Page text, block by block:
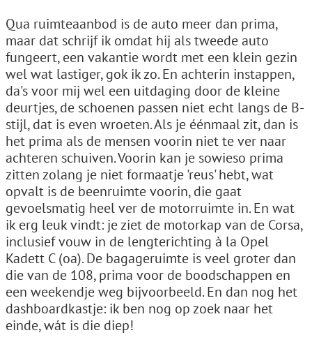
Qua ruimteaanbod is de auto meer dan prima,
maar dat schrijf ik omdat hij als tweede auto
fungeert, een vakantie wordt met een klein gezin
wel wat lastiger, gok ik zo. En achterin instappen,
da's voor mij wel een uitdaging door de kleine
deurtjes, de schoenen passen niet echt langs de B-
stijl, dat is even wroeten. Als je éénmaal zit, dan is
het prima als de mensen voorin niet te ver naar
achteren schuiven. Voorin kan je sowieso prima
zitten zolang je niet formaatje 'reus' hebt, wat
opvalt is de beenruimte voorin, die gaat
gevoelsmatig heel ver de motorruimte in. En wat
ik erg leuk vindt: je ziet de motorkap van de Corsa,
inclusief vouw in de lengterichting à la Opel
Kadett C (oa). De bagageruimte is veel groter dan
die van de 108, prima voor de boodschappen en
een weekendje weg bijvoorbeeld. En dan nog het
dashboardkastje: ik ben nog op zoek naar het
einde, wát is die diep!